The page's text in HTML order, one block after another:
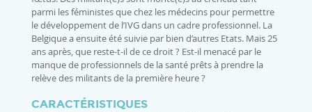
parmi les féministes que chez les médecins pour permettre
le développement de l’IVG dans un cadre professionnel. La
Belgique a ensuite été suivie par bien d’autres Etats. Mais 25
ans après, que reste-t-il de ce droit ? Est-il menacé par le
manque de professionnels de la santé prêts à prendre la
relève des militants de la première heure ?
CARACTÉRISTIQUES